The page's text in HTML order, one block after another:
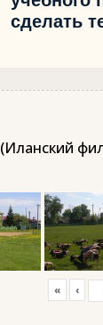
сделать
« ‹